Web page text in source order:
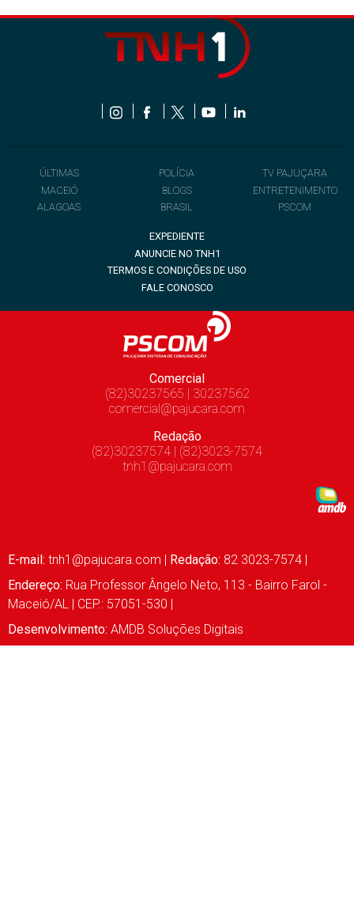
ÚLTIMAS
MACEIÓ
ALAGOAS
POLÍCIA
BLOGS
BRASIL
TV PAJUÇARA
ENTRETENIMENTO
PSCOM
EXPEDIENTE
ANUNCIE NO TNH1
TERMOS E CONDIÇÕES DE USO
FALE CONOSCO
Comercial
(82)30237565 | 30237562
comercial@pajucara.com
Redação
(82)30237574 | (82)3023-7574
tnh1@pajucara.com
E-mail: tnh1@pajucara.com | Redação: 82 3023-7574 |
Endereço: Rua Professor Ângelo Neto, 113 - Bairro Farol -
Maceió/AL | CEP.: 57051-530 |
Desenvolvimento: AMDB Soluções Digitais